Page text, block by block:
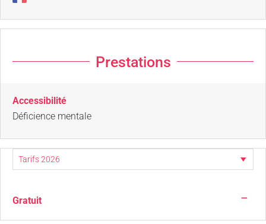
Prestations
Accessibilité
Déficience mentale
Gratuit —